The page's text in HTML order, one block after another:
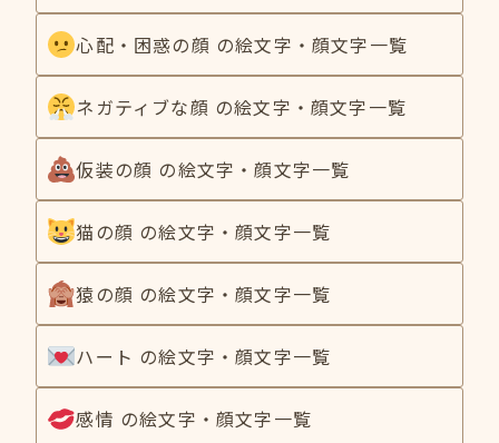
心配・困惑の顔 の絵文字・顔文字一覧
ネガティブな顔 の絵文字・顔文字一覧
仮装の顔 の絵文字・顔文字一覧
猫の顔 の絵文字・顔文字一覧
猿の顔 の絵文字・顔文字一覧
ハート の絵文字・顔文字一覧
感情 の絵文字・顔文字一覧